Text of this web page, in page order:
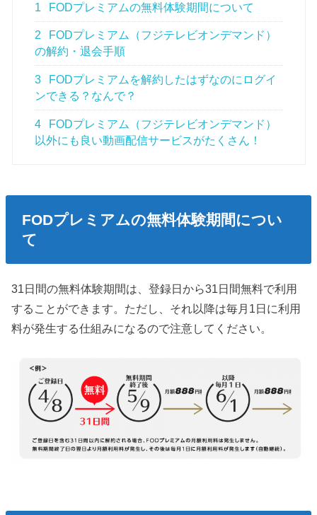
1 FODプレミアムの無料体験期間について
2
FODプレミアム（フジテレビオンデマンド）
の解約・退会手順
3
FODプレミアムを解約したはずなのにログイ
ンできる？なんで？
4
FODプレミアム（フジテレビオンデマンド）
以外にも良い動画配信サービスがたくさん！
FODプレミアムの無料体験期間につい
て
31日間の無料体験期間は、登録日から31日間無料で利用
することができます。ただし、それ以降は毎月1日に利用
料が発生する仕組みになるので注意してください。